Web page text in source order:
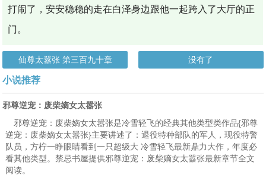
打闹了，安安稳稳的走在白泽身边跟他一起跨入了大厅的正
门。
仙尊太嚣张 第三百九十章 没有了
小说推荐
邪尊逆宠：废柴嫡女太嚣张
邪尊逆宠：废柴嫡女太嚣张是冷雪轻飞的经典其他类型类作品{邪尊
逆宠：废柴嫡女太嚣张}主要讲述了：退役特种部队的军人，现役特警
队员，方柠一睁眼睛看到一只超级大 冷雪轻飞最新鼎力大作，年度必
看其他类型。禁忌书屋提供邪尊逆宠：废柴嫡女太嚣张最新章节全文
阅读。